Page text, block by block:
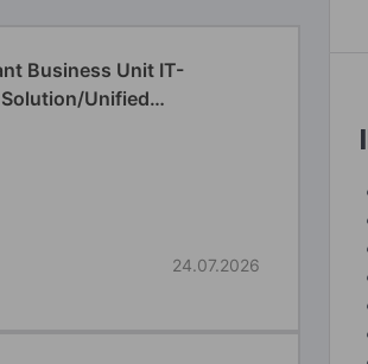
Business Unit IT-
Unified
m/d) - Vollzeit
24.07.2026